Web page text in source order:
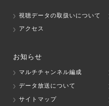
視聴データの取扱いについて
アクセス
お知らせ
マルチチャンネル編成
データ放送について
サイトマップ